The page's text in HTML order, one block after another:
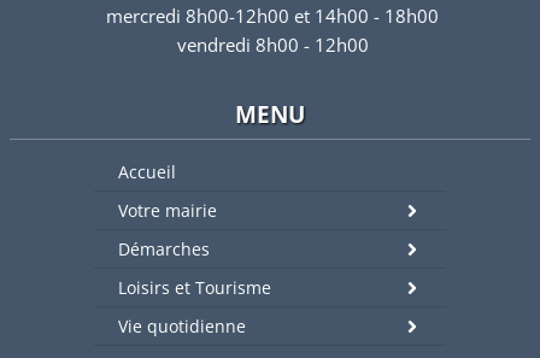
mercredi 8h00-12h00 et 14h00 - 18h00
vendredi 8h00 - 12h00
MENU
Accueil
Votre mairie
Démarches
Loisirs et Tourisme
Vie quotidienne